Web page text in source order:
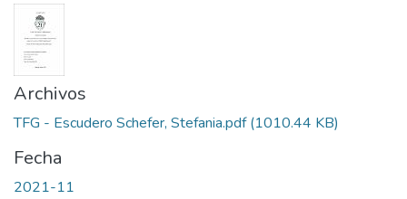
Archivos
TFG - Escudero Schefer, Stefania.pdf(1010.44 KB)
Fecha
2021-11